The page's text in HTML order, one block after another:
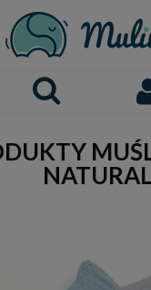
NATURAL